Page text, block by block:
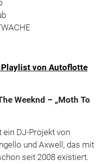
von Autoflotte
Weeknd – „Moth To
DJ-Projekt von
und Axwell, das mit
seit 2008 existiert.